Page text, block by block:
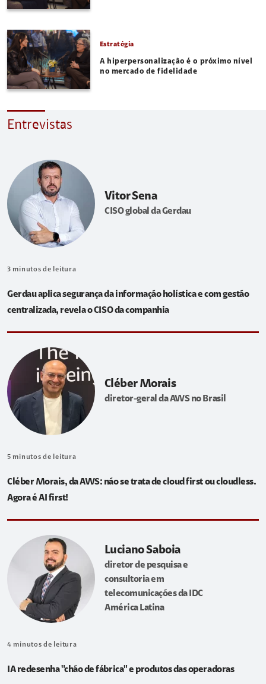
Estratégia
A hiperpersonalização é o próximo nível
no mercado de fidelidade
Entrevistas
Vitor Sena
CISO global da Gerdau
3 minutos de leitura
Gerdau aplica segurança da informação holística e com gestão
centralizada, revela o CISO da companhia
Cléber Morais
diretor-geral da AWS no Brasil
5 minutos de leitura
Cléber Morais, da AWS: não se trata de cloud first ou cloudless.
Agora é AI first!
Luciano Saboia
diretor de pesquisa e
consultoria em
telecomunicações da IDC
América Latina
4 minutos de leitura
IA redesenha "chão de fábrica" e produtos das operadoras